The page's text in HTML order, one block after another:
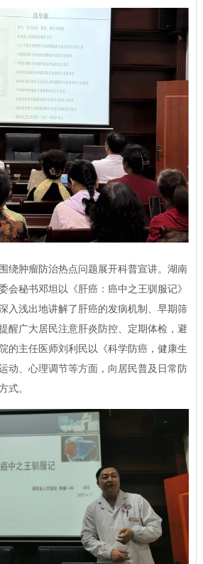
绕肿瘤防治热点问题展开科普宣讲。湖南
会秘书邓坦以《肝癌：癌中之王驯服记》
入浅出地讲解了肝癌的发病机制、早期筛
醒广大居民注意肝炎防控、定期体检，避
的主任医师刘利民以《科学防癌，健康生
动、心理调节等方面，向居民普及日常防
式。